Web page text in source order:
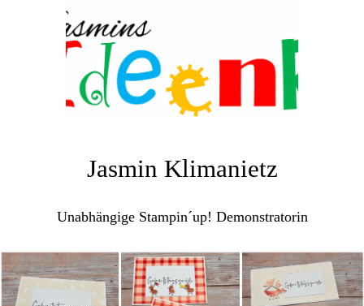
Jasmin Klimanietz
Unabhängige Stampin´up! Demonstratorin